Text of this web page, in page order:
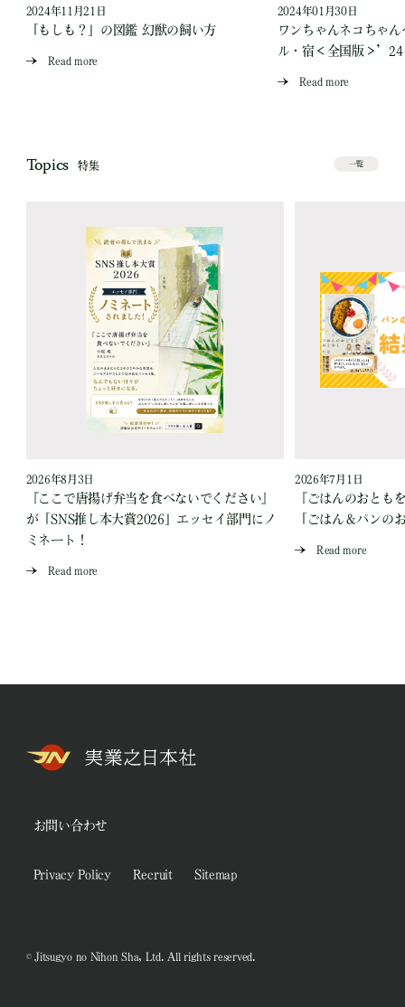
2024年11月21日
「もしも？」の図鑑 幻獣の飼い方
Read more
2024年01月30日
ワンちゃんネコちゃ
ル・宿＜全国版＞
Read more
Topics 特集 一覧
2026年8月3日
『ここで唐揚げ弁当を食べないでください』
が「SNS推し本大賞2026」エッセイ部門にノ
ミネート！
Read more
2026年7月1日
『ごはんのおとも
「ごはん＆パンの
Read more
お問い合わせ
Privacy Policy Recruit Sitemap
© Jitsugyo no Nihon Sha, Ltd. All rights reserved.